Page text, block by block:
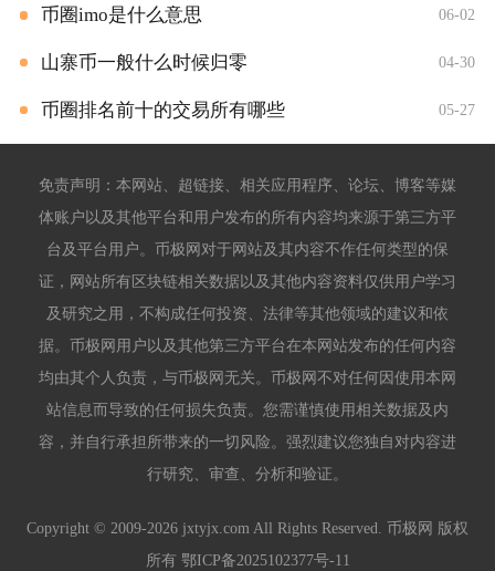
币圈imo是什么意思 06-02
山寨币一般什么时候归零 04-30
币圈排名前十的交易所有哪些 05-27
免责声明：本网站、超链接、相关应用程序、论坛、博客等媒
体账户以及其他平台和用户发布的所有内容均来源于第三方平
台及平台用户。币极网对于网站及其内容不作任何类型的保
证，网站所有区块链相关数据以及其他内容资料仅供用户学习
及研究之用，不构成任何投资、法律等其他领域的建议和依
据。币极网用户以及其他第三方平台在本网站发布的任何内容
均由其个人负责，与币极网无关。币极网不对任何因使用本网
站信息而导致的任何损失负责。您需谨慎使用相关数据及内
容，并自行承担所带来的一切风险。强烈建议您独自对内容进
行研究、审查、分析和验证。
Copyright © 2009-2026 jxtyjx.com All Rights Reserved. 币极网 版权
所有 鄂ICP备2025102377号-11